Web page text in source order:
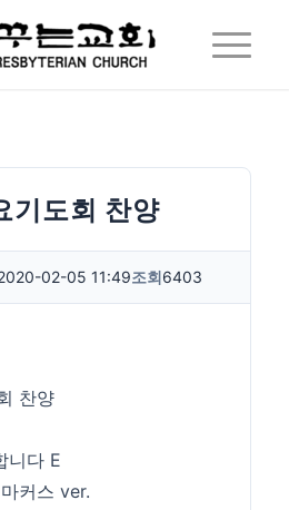
기도회 찬양
02-05 11:49조회6403
찬양
니다 E
커스 ver.